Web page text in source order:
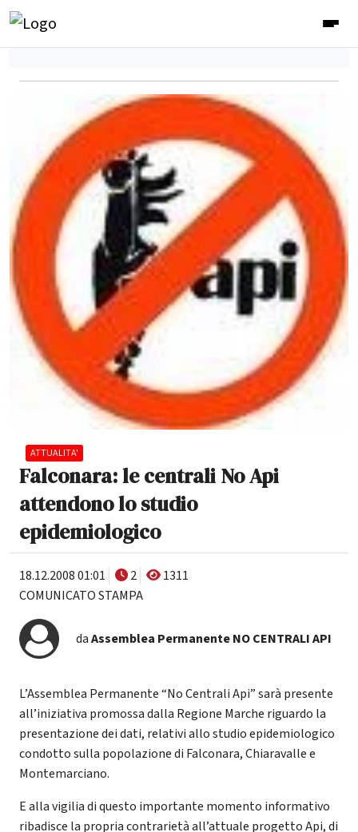
ATTUALITA'
Falconara: le centrali No Api
attendono lo studio
epidemiologico
18.12.2008 01:01 2
1311
COMUNICATO STAMPA
daAssemblea Permanente NO CENTRALI API
L’Assemblea Permanente “No Centrali Api” sarà presente
all’iniziativa promossa dalla Regione Marche riguardo la
presentazione dei dati, relativi allo studio epidemiologico
condotto sulla popolazione di Falconara, Chiaravalle e
Montemarciano.
E alla vigilia di questo importante momento informativo
ribadisce la propria contrarietà all’attuale progetto Api, di